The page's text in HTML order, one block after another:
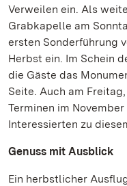
Verweilen ein. Als
Grabkapelle am
ersten Sonderführung
Herbst ein. Im Schein
die Gäste das
Seite. Auch am
Terminen im
Interessierten zu
Genuss mit Ausblick
Ein herbstlicher